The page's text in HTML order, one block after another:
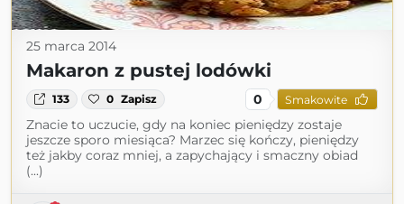
25 marca 2014
Makaron z pustej lodówki
133 0 Zapisz 0 Smakowite
Znacie to uczucie, gdy na koniec pieniędzy zostaje
jeszcze sporo miesiąca? Marzec się kończy, pieniędzy
też jakby coraz mniej, a zapychający i smaczny obiad
(...)